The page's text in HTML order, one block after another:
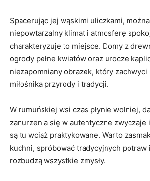
Spacerując jej wąskimi uliczkami,
niepowtarzalny klimat i⁢ atmosferę
charakteryzuje to‌ miejsce. Domy z⁢
ogrody pełne kwiatów ⁤oraz‌ urocze
niezapomniany ​obrazek, który zachwyci⁣
miłośnika przyrody i⁤ tradycji.
W rumuńskiej wsi ‍czas płynie wolniej,
⁤zanurzenia się⁤ w autentyczne zwyczaje
są⁣ tu‍ wciąż‌ praktykowane. ​Warto
kuchni, spróbować tradycyjnych potraw
rozbudzą wszystkie zmysły.